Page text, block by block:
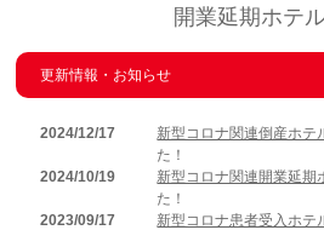
開業延期ホテ
更新情報・お知らせ
2024/12/17 新型コロナ関連倒産ホテ
た！
2024/10/19
新型コロナ関連開業延期
た！
2023/09/17
新型コロナ患者受入ホテ